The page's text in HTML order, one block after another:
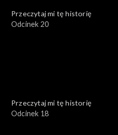
Przeczytaj mi tę historię
Odcinek 20
Przeczytaj mi tę historię
Odcinek 18